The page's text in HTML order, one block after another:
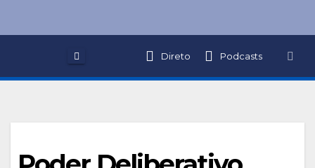
Direto Podcasts